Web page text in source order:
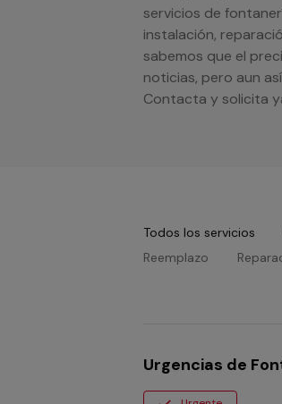
servicios de
instalación,
sabemos que el
noticias, pero aun
Contacta y solicita
Todos los servicios
Reemplazo
Urgencias de